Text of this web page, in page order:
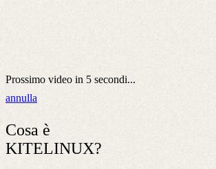
Prossimo video in 5 secondi...
annulla
Cosa è
KITELINUX?